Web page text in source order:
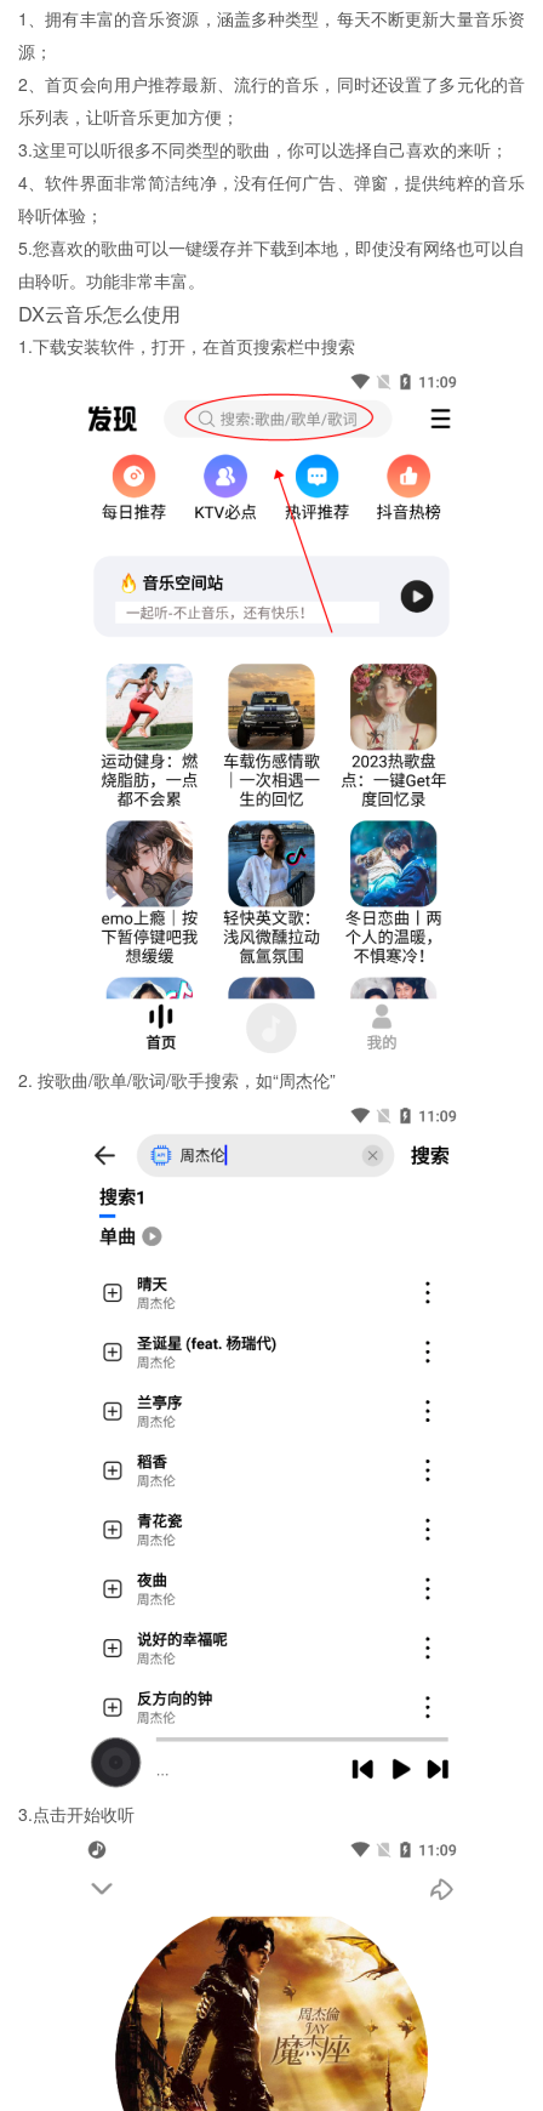
1、拥有丰富的音乐资源，涵盖多种类型，每天不断更新大量音乐资
源；
2、首页会向用户推荐最新、流行的音乐，同时还设置了多元化的音
乐列表，让听音乐更加方便；
3.这里可以听很多不同类型的歌曲，你可以选择自己喜欢的来听；
4、软件界面非常简洁纯净，没有任何广告、弹窗，提供纯粹的音乐
聆听体验；
5.您喜欢的歌曲可以一键缓存并下载到本地，即使没有网络也可以自
由聆听。功能非常丰富。
DX云音乐怎么使用
1.下载安装软件，打开，在首页搜索栏中搜索
2. 按歌曲/歌单/歌词/歌手搜索，如“周杰伦”
3.点击开始收听